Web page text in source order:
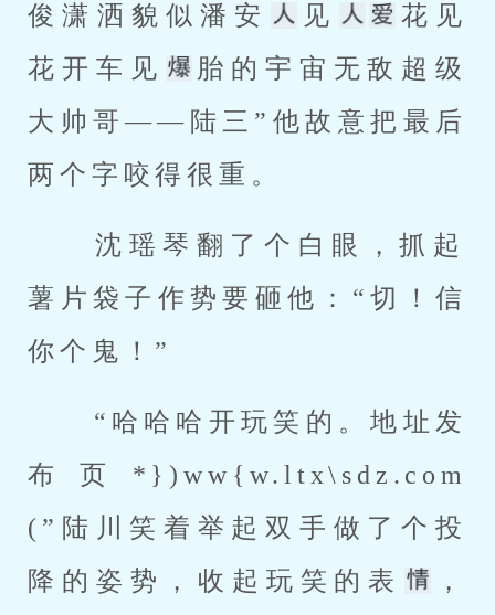
俊潇洒貌似潘安
见
花见
花开车见
胎的宇宙无敌超级
大帅哥——陆三”他故意把最后
两个字咬得很重。
薯片袋子作势要砸他：“切！信
你个鬼！”
布页*})ww{w.ltx\sdz.com
(”陆川笑着举起双手做了个投
降的姿势，收起玩笑的表
，